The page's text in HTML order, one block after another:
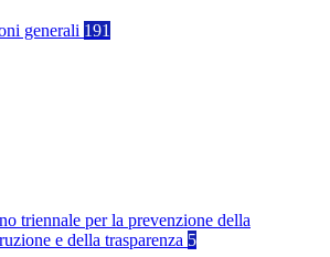
generali 191
triennale per la prevenzione della
e della trasparenza 5